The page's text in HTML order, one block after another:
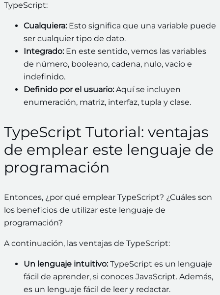
TypeScript:
Cualquiera:Esto significa que una variable puede
ser cualquier tipo de dato.
Integrado: En este sentido, vemos las variables
de número, booleano, cadena, nulo, vacío e
indefinido.
Definido por el usuario:Aquí se incluyen
enumeración, matriz, interfaz, tupla y clase.
TypeScript Tutorial: ventajas
de emplear este lenguaje de
programación
Entonces, ¿por qué emplear TypeScript? ¿Cuáles son
los beneficios de utilizar este lenguaje de
programación?
A continuación, las ventajas de TypeScript:
Un lenguaje intuitivo:TypeScript es un lenguaje
fácil de aprender, si conoces JavaScript. Además,
es un lenguaje fácil de leer y redactar.